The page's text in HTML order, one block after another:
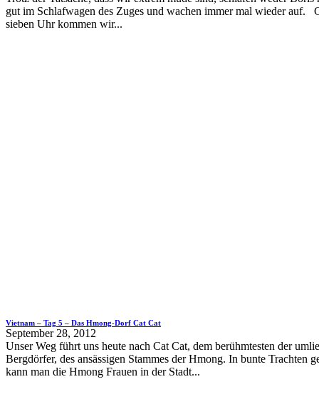
gut im Schlafwagen des Zuges und wachen immer mal wieder auf.
sieben Uhr kommen wir...
Vietnam – Tag 5 – Das Hmong-Dorf Cat Cat
September 28, 2012
Unser Weg führt uns heute nach Cat Cat, dem berühmtesten der
Bergdörfer, des ansässigen Stammes der Hmong. In bunte Trachten
kann man die Hmong Frauen in der Stadt...